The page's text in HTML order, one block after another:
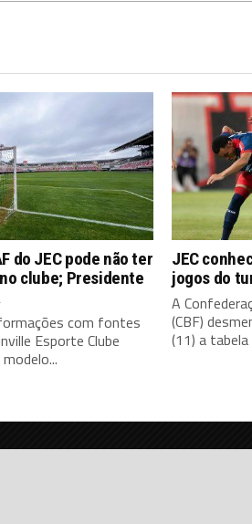
do JEC pode não ter
clube; Presidente
com fontes
Esporte Clube
JEC
jogos do
A
(CBF)
(11) a